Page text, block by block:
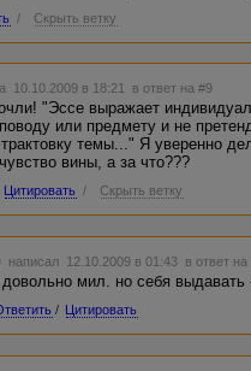
/ Скрыть ветку
10.10.2009 в 18:21 в ответ на #9
"Эссе выражает
или предмету и не
темы..." Я уверенно
вины, а за что???
Цитировать / Скрыть ветку
написал 12.10.2009 в 01:43 в ответ на
довольно мил. но себя выдавать
/ Цитировать